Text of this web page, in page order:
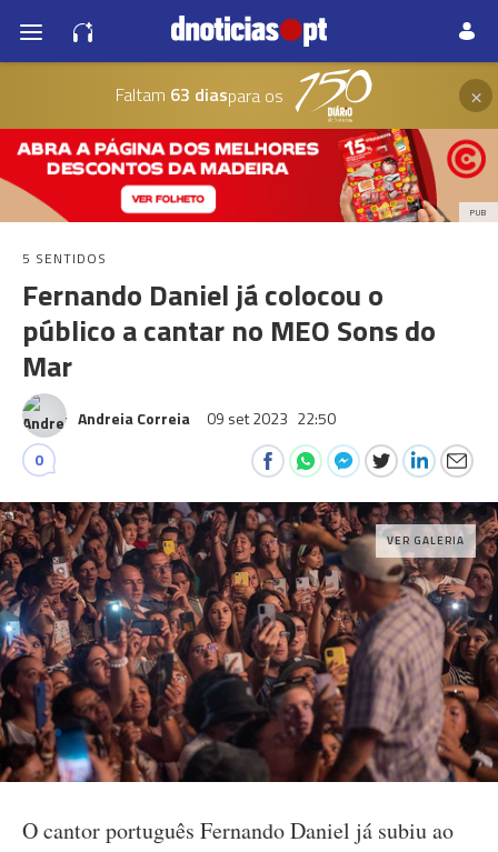
Faltam 63 diaspara os ×
PUB
5 SENTIDOS
Fernando Daniel já colocou o
público a cantar no MEO Sons do
Mar
Andreia Correia 09 set 2023 22:50
0
VER GALERIA
O cantor português Fernando Daniel já subiu ao